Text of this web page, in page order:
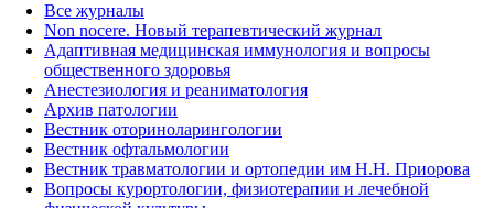
Все журналы
Non nocere. Новый терапевтический журнал
Адаптивная медицинская иммунология и вопросы
общественного здоровья
Анестезиология и реаниматология
Архив патологии
Вестник оториноларингологии
Вестник офтальмологии
Вестник травматологии и ортопедии им Н.Н. Приорова
Вопросы курортологии, физиотерапии и лечебной